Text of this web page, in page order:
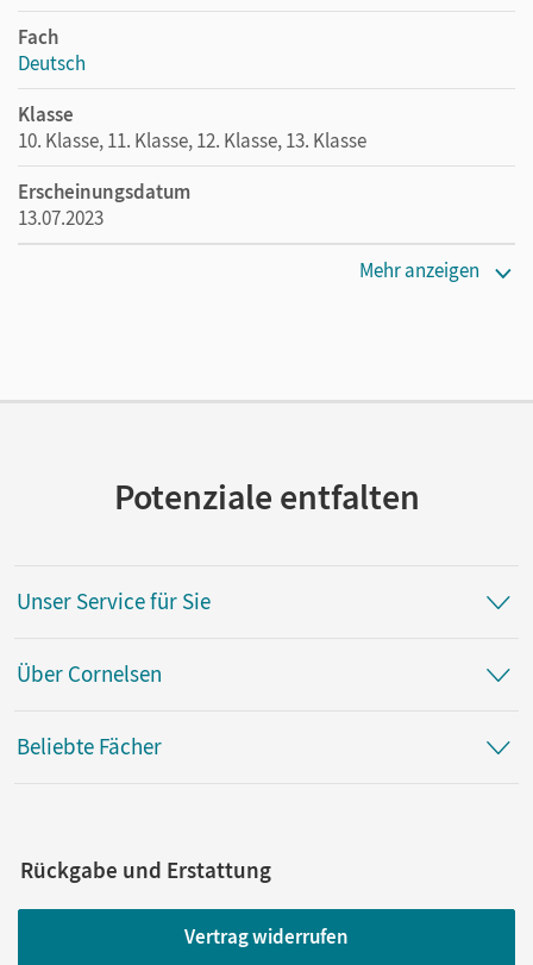
Fach
Deutsch
Klasse
10. Klasse, 11. Klasse, 12. Klasse, 13. Klasse
Erscheinungsdatum
13.07.2023
Mehr anzeigen
Potenziale entfalten
Unser Service für Sie
Über Cornelsen
Beliebte Fächer
Rückgabe und Erstattung
Vertrag widerrufen